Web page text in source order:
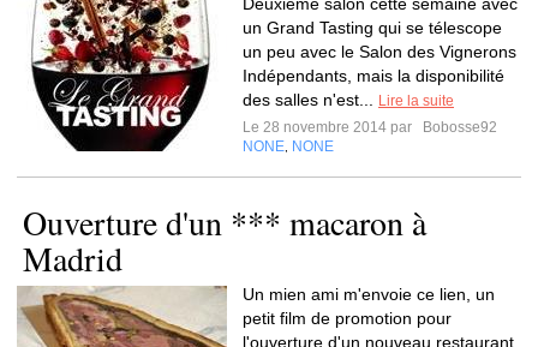
un Grand Tasting qui se télescope
un peu avec le Salon des Vignerons
Indépendants, mais la disponibilité
des salles n'est...
Lire la suite
Le 28 novembre 2014 par
Bobosse92
NONE NONE
Ouverture d'un *** macaron à
Madrid
Un mien ami m'envoie ce lien, un
petit film de promotion pour
l'ouverture d'un nouveau restaurant